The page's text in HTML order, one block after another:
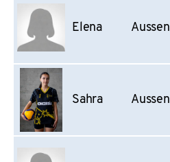
Elena Aussen
Sahra Aussen